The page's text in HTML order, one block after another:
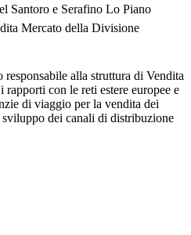
Santoro e Serafino Lo Piano
Mercato della Divisione
alla struttura di Vendita
rapporti con le reti estere europee e
di viaggio per la vendita dei
dei canali di distribuzione